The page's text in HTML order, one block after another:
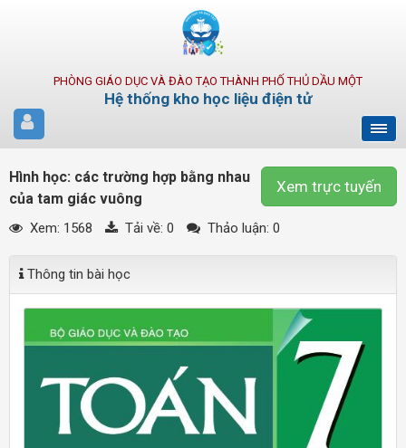
PHÒNG GIÁO DỤC VÀ ĐÀO TẠO THÀNH PHỐ THỦ DẦU MỘT
Hệ thống kho học liệu điện tử
Xem trực tuyến
Hình học: các trường hợp bằng nhau
của tam giác vuông
Xem: 1568 Tải về: 0 Thảo luận: 0
Thông tin bài học